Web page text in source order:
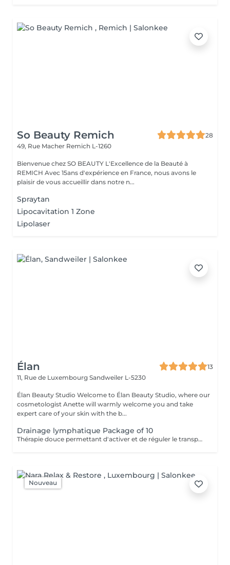
So Beauty Remich
28
49, Rue Macher Remich L-1260
Bienvenue chez SO BEAUTY L'Excellence de la Beauté à
REMICH Avec 15ans d'expérience en France, nous avons le
plaisir de vous accueillir dans notre n...
Spraytan
Lipocavitation 1 Zone
Lipolaser
Élan
13
11, Rue de Luxembourg Sandweiler L-5230
Élan Beauty Studio Welcome to Élan Beauty Studio, where our
cosmetologist Anette will warmly welcome you and take
expert care of your skin with the b...
Drainage lymphatique Package of 10
Thérapie douce permettant d'activer et de réguler le transport de la lymphe. Lutte contre les problèmes de rétention d'eau et dèmes. 8 signes que vous avez besoin d'un drainage lymphatique: 1- Vous vous sentez fatigué / épuisé / lourde 2- Votre système immunitaire est affaibli 3- Vous faites plus de rétention d'eau et/ou de cellulite 4- Suite à une blessure (entorse / foulure) 5- Maux de tête plus fréquent 6- Après une chirurgie (particulièrement indiquer après une mastectomie) 7- Sensation que la circulation est au ralentie (jambes lourdes, extrémités froides) 8 - Éliminination des toxines. Contre-indications au drainage lymphatique Le drainage lymphatique est contre-indiqué sans l'autorisation de votre médecin habituel dans le cas d'une infection aiguë, d'une sclérose du sinus carotidien, de tuberculose et de tumeurs malignes. Afin d'être certain que le drainage lymphatique est indiqué, demandez conseil à votre médecin traitant.
Nouveau